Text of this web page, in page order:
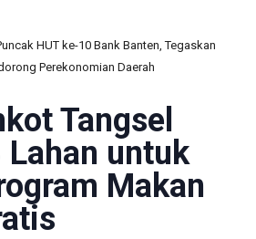
HUT ke-10 Bank Banten, Tegaskan
Perekonomian Daerah
Tangsel
Lahan untuk
Makan